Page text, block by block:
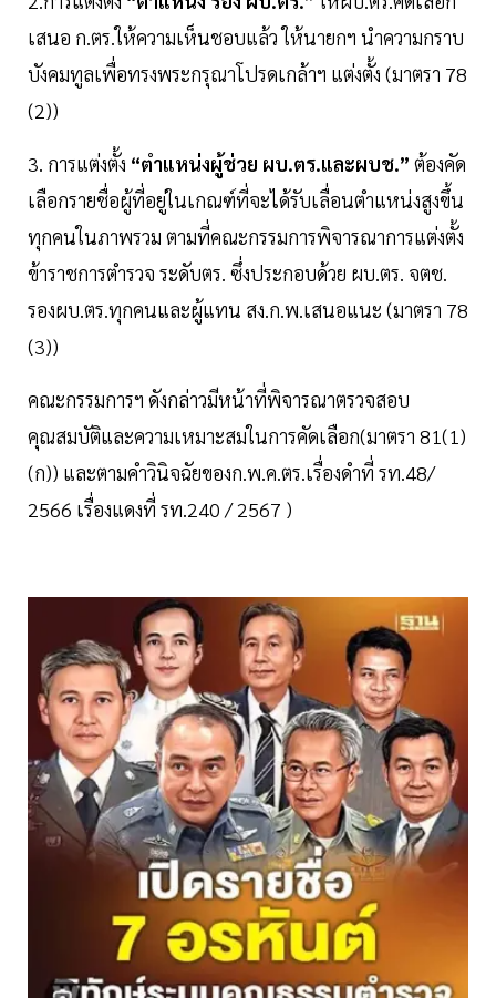
เสนอ ก.ตร.ให้ความเห็นชอบแล้ว ให้นายกฯ นำความกราบ
บังคมทูลเพื่อทรงพระกรุณาโปรดเกล้าฯ แต่งตั้ง (มาตรา 78
(2))
3. การแต่งตั้ง “ตำแหน่งผู้ช่วย ผบ.ตร.และผบช.” ต้องคัด
เลือกรายชื่อผู้ที่อยู่ในเกณฑ์ที่จะได้รับเลื่อนตำแหน่งสูงขึ้น
ทุกคนในภาพรวม ตามที่คณะกรรมการพิจารณาการแต่งตั้ง
ข้าราชการตำรวจ ระดับตร. ซึ่งประกอบด้วย ผบ.ตร. จตช.
รองผบ.ตร.ทุกคนและผู้แทน สง.ก.พ.เสนอแนะ (มาตรา 78
(3))
คณะกรรมการฯ ดังกล่าวมีหน้าที่พิจารณาตรวจสอบ
คุณสมบัติและความเหมาะสมในการคัดเลือก(มาตรา 81(1)
(ก)) และตามคำวินิจฉัยของก.พ.ค.ตร.เรื่องดำที่ รท.48/
2566 เรื่องแดงที่ รท.240 / 2567 )